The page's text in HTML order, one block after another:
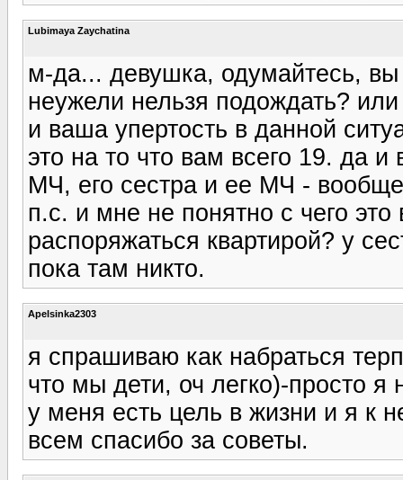
Lubimaya Zaychatina
м-да... девушка, одумайтесь,
неужели нельзя подождать?
и ваша упертость в данной
это на то что вам всего 19. да
МЧ, его сестра и ее МЧ - вообще
п.с. и мне не понятно с чего
распоряжаться квартирой? у
пока там никто.
Apelsinka2303
я спрашиваю как набраться
что мы дети, оч легко)-просто я
у меня есть цель в жизни и я к
всем спасибо за советы.